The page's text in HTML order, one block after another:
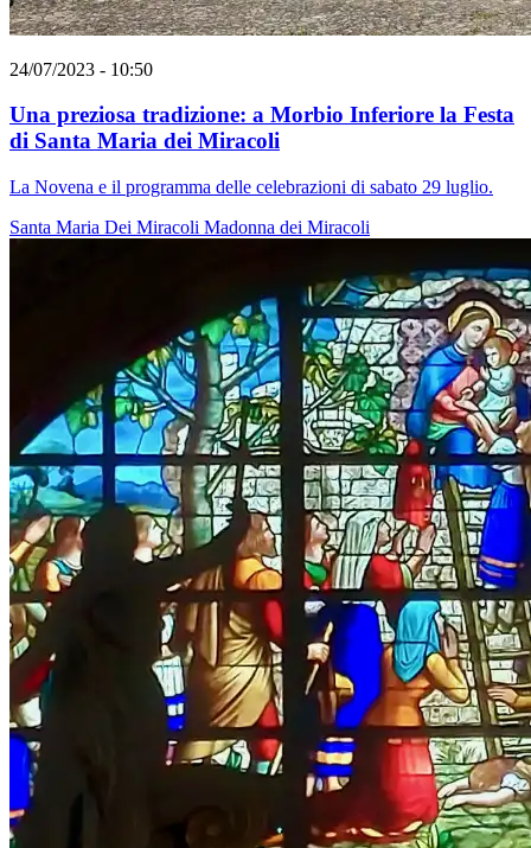
24/07/2023 - 10:50
Una preziosa tradizione: a Morbio Inferiore la Festa
di Santa Maria dei Miracoli
La Novena e il programma delle celebrazioni di sabato 29 luglio.
Santa Maria Dei Miracoli Madonna dei Miracoli